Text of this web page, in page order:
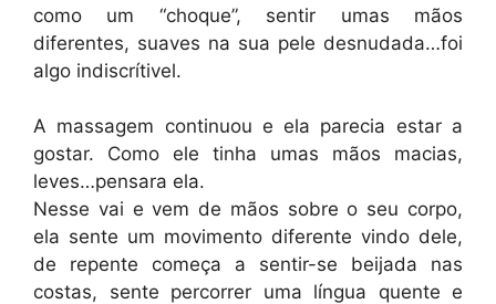
como um “choque”, sentir umas mãos
diferentes, suaves na sua pele desnudada…foi
algo indiscrítivel.
A massagem continuou e ela parecia estar a
gostar. Como ele tinha umas mãos macias,
leves…pensara ela.
Nesse vai e vem de mãos sobre o seu corpo,
ela sente um movimento diferente vindo dele,
de repente começa a sentir-se beijada nas
costas, sente percorrer uma língua quente e